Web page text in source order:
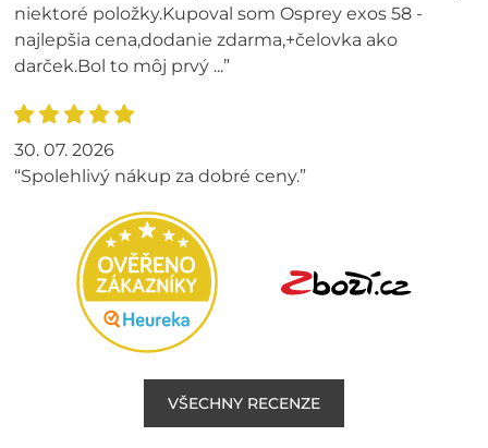
niektoré položky.Kupoval som Osprey exos 58 -
najlepšia cena,dodanie zdarma,+čelovka ako
darček.Bol to môj prvý ...”
30. 07. 2026
“Spolehlivý nákup za dobré ceny.”
VŠECHNY RECENZE